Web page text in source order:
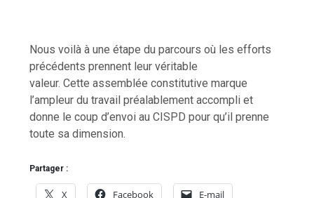
Nous voilà à une étape du parcours où les efforts
précédents prennent leur véritable
valeur. Cette assemblée constitutive marque
l’ampleur du travail préalablement accompli et
donne le coup d’envoi au CISPD pour qu’il prenne
toute sa dimension.
Partager :
X Facebook E-mail